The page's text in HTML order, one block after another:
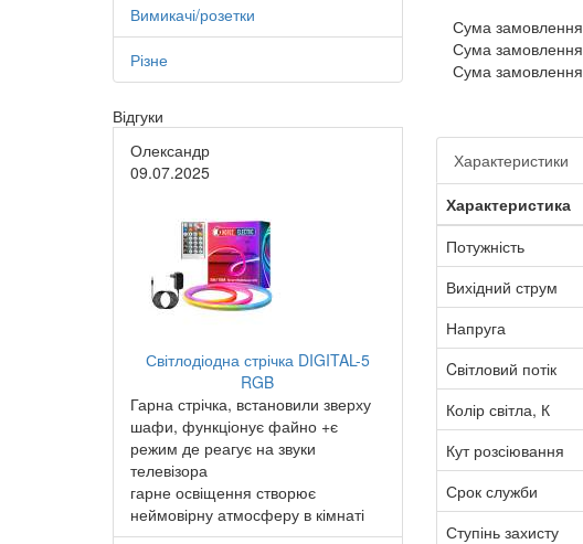
Вимикачі/розетки
Різне
Відгуки
Олександр
09.07.2025
Світлодіодна стрічка DIGITAL-5
RGB
Гарна стрічка, встановили зверху
шафи, функціонує файно +є
режим де реагує на звуки
телевізора
гарне освіщення створює
неймовірну атмосферу в кімнаті
Сума замовлення
Сума замовлення
Сума замовлення
Характеристики
Характеристика
Потужність
Вихідний струм
Напруга
Cвітловий потік
Колір світла, К
Кут розсіювання
Срок служби
Ступінь захисту